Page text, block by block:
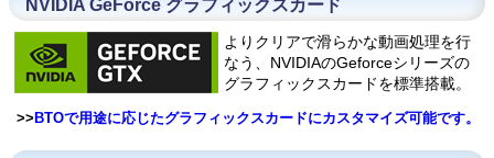
NVIDIA GeForce グラフィックスカード
よりクリアで滑らかな動画処理を行
なう、NVIDIAのGeforceシリーズの
グラフィックスカードを標準搭載。
>>BTOで用途に応じたグラフィックスカードにカスタマイズ可能です。